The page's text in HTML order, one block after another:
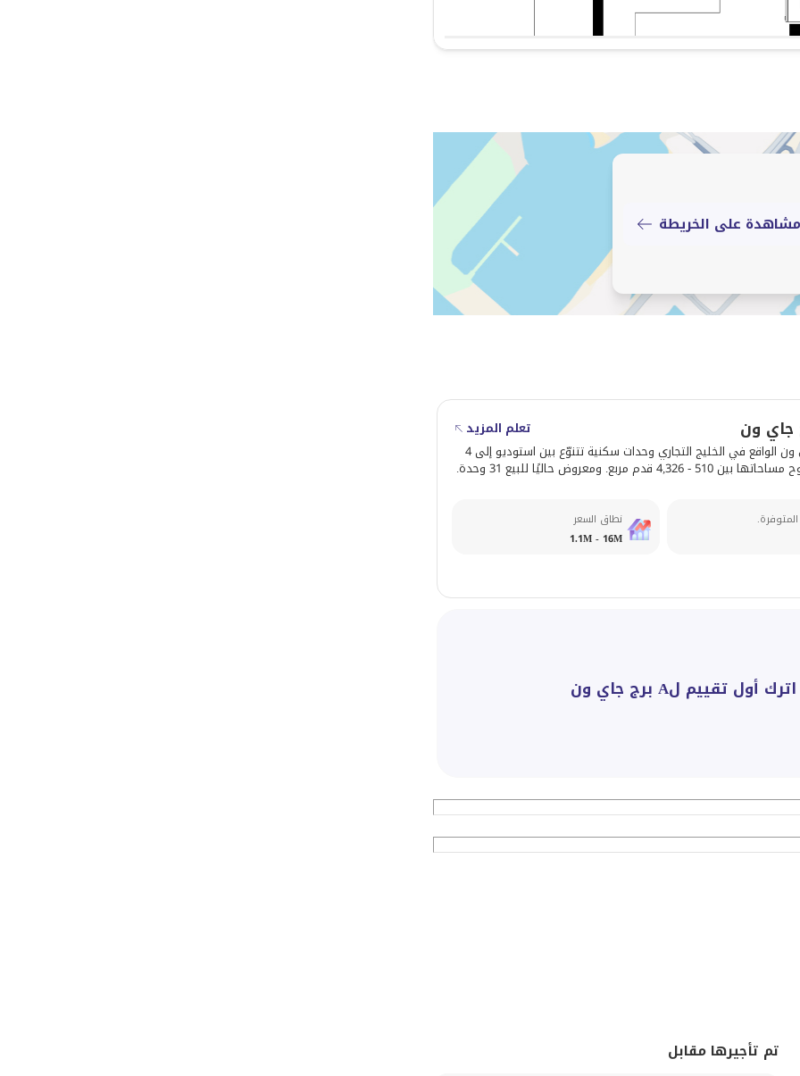
مشاهدة على الخريطة
تعلم المزيد
يوفّر A برج جاي ون الواقع في الخليج التجاري وحدات سكنية تتنوّع بين استوديو إلى 4
قدم مربع. ومعروض حاليًا للبيع 31 وحدة.
نطاق السعر
1.1M - 16M
اترك أول تقييم لA برج جاي ون
تم تأجيرها مقابل